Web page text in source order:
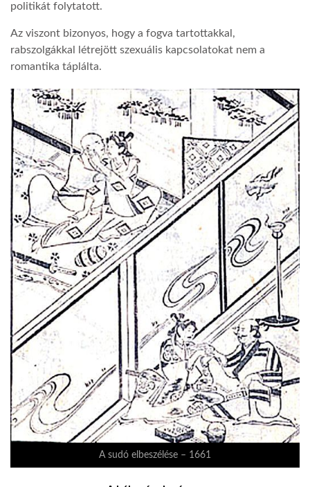
politikát folytatott.
Az viszont bizonyos, hogy a fogva tartottakkal,
rabszolgákkal létrejött szexuális kapcsolatokat nem a
romantika táplálta.
A sudó elbeszélése – 1661